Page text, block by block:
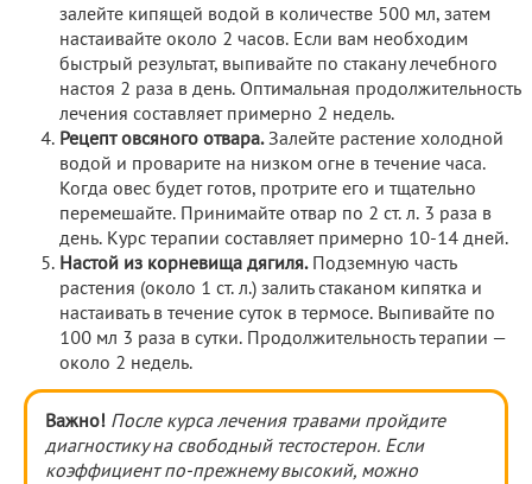
залейте кипящей водой в количестве 500 мл, затем
настаивайте около 2 часов. Если вам необходим
быстрый результат, выпивайте по стакану лечебного
настоя 2 раза в день. Оптимальная продолжительность
лечения составляет примерно 2 недель.
Рецепт овсяного отвара.Залейте растение холодной
водой и проварите на низком огне в течение часа.
Когда овес будет готов, протрите его и тщательно
перемешайте. Принимайте отвар по 2 ст. л. 3 раза в
день. Курс терапии составляет примерно 10-14 дней.
Настой из корневища дягиля.Подземную часть
растения (около 1 ст. л.) залить стаканом кипятка и
настаивать в течение суток в термосе. Выпивайте по
100 мл 3 раза в сутки. Продолжительность терапии —
около 2 недель.
Важно! После курса лечения травами пройдите
диагностику на свободный тестостерон. Если
коэффициент по-прежнему высокий, можно